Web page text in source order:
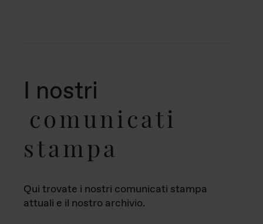
I nostri
comunicati
stampa
Qui trovate i nostri comunicati stampa
attuali e il nostro archivio.